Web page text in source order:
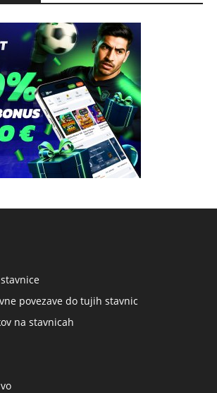
povezave do tujih stavnic
na stavnicah